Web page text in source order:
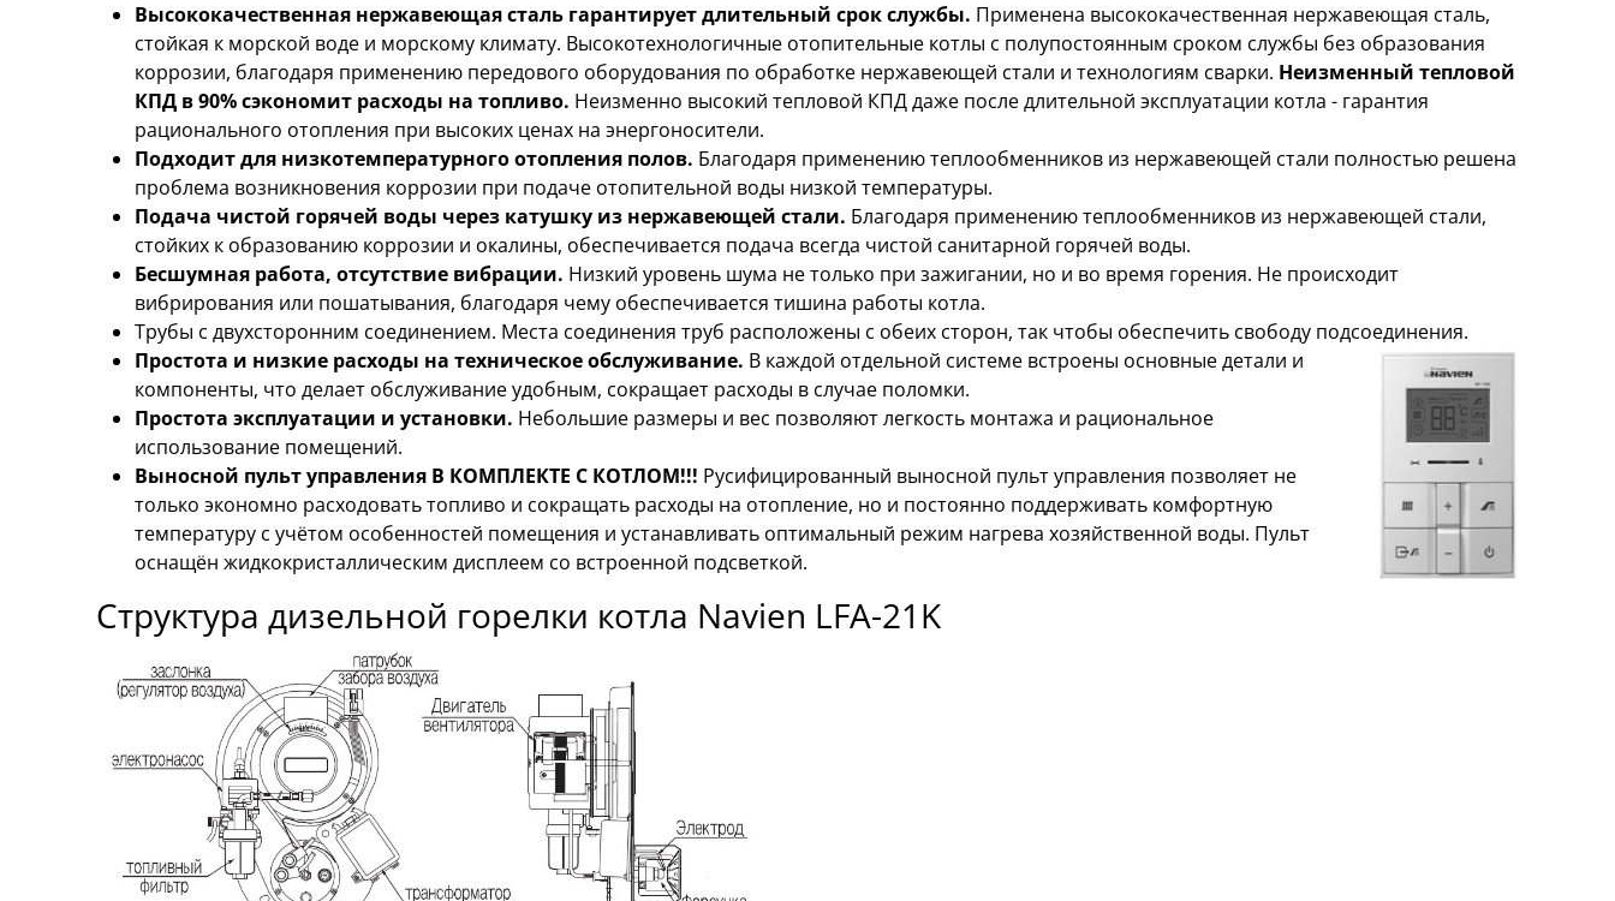
Высококачественная нержавеющая сталь гарантирует длительный срок службы. Применена высококачественная нержавеющая сталь,
стойкая к морской воде и морскому климату. Высокотехнологичные отопительные котлы с полупостоянным сроком службы без образования
коррозии, благодаря применению передового оборудования по обработке нержавеющей стали и технологиям сварки. Неизменный тепловой
КПД в 90% сэкономит расходы на топливо. Неизменно высокий тепловой КПД даже после длительной эксплуатации котла - гарантия
рационального отопления при высоких ценах на энергоносители.
Подходит для низкотемпературного отопления полов. Благодаря применению теплообменников из нержавеющей стали полностью решена
проблема возникновения коррозии при подаче отопительной воды низкой температуры.
Подача чистой горячей воды через катушку из нержавеющей стали. Благодаря применению теплообменников из нержавеющей стали,
стойких к образованию коррозии и окалины, обеспечивается подача всегда чистой санитарной горячей воды.
Бесшумная работа, отсутствие вибрации. Низкий уровень шума не только при зажигании, но и во время горения. Не происходит
вибрирования или пошатывания, благодаря чему обеспечивается тишина работы котла.
Трубы с двухсторонним соединением. Места соединения труб расположены с обеих сторон, так чтобы обеспечить свободу подсоединения.
Простота и низкие расходы на техническое обслуживание. В каждой отдельной системе встроены основные детали и
компоненты, что делает обслуживание удобным, сокращает расходы в случае поломки.
Простота эксплуатации и установки. Небольшие размеры и вес позволяют легкость монтажа и рациональное
использование помещений.
Выносной пульт управления В КОМПЛЕКТЕ С КОТЛОМ!!! Русифицированный выносной пульт управления позволяет не
только экономно расходовать топливо и сокращать расходы на отопление, но и постоянно поддерживать комфортную
температуру с учётом особенностей помещения и устанавливать оптимальный режим нагрева хозяйственной воды. Пульт
оснащён жидкокристаллическим дисплеем со встроенной подсветкой.
Структура дизельной горелки котла Navien LFA-21K